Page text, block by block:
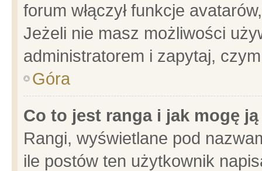
forum włączył funkcje
Jeżeli nie masz możliwości
administratorem i zapytaj,
Góra
Co to jest ranga i jak mogę
Rangi, wyświetlane pod
ile postów ten użytkownik